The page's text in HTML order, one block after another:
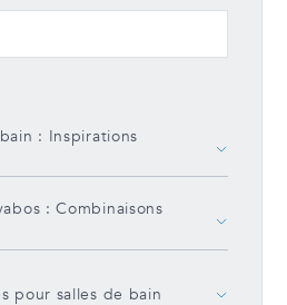
: Inspirations
: Combinaisons
pour salles de bain